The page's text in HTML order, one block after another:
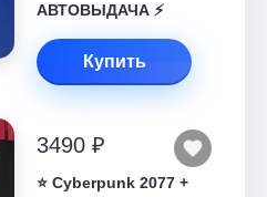
АВТОВЫДАЧА ⚡️
Купить
3490 ₽
⭐ Cyberpunk 2077 +